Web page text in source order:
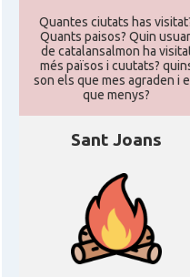
Quantes ciutats has
Quants paisos? Quin
de catalansalmon ha
més països i cuutats?
son els que mes agraden i
que menys?
Sant Joans